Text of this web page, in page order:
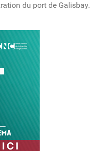
du port de Galisbay.